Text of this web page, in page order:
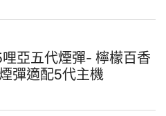
亞五代煙彈- 檸檬百香
彈適配5代主機